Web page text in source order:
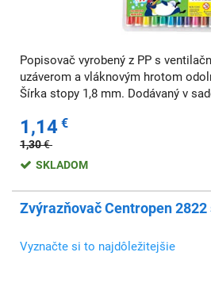
Popisovač vyrobený z PP s
uzáverom a vláknovým hrotom
Šírka stopy 1,8 mm. Dodávaný v
1,14 €
1,30€
SKLADOM
Zvýrazňovač Centropen
Vyznačte si to najdôležitejšie